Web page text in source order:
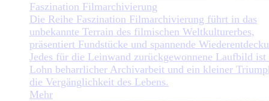
Faszination Filmarchivierung
Die Reihe Faszination Filmarchivierung führt in das
unbekannte Terrain des filmischen Weltkulturerbes,
präsentiert Fundstücke und spannende
Jedes für die Leinwand zurückgewonnene Laufbild ist
Lohn beharrlicher Archivarbeit und ein kleiner
die Vergänglichkeit des Lebens.
Mehr